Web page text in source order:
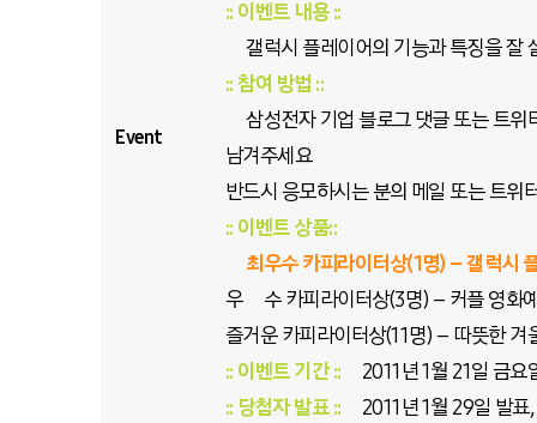
Event
:: 이벤트 내용 ::
갤럭시 플레이어의 기능과 특징을 잘
:: 참여 방법 ::
삼성전자 기업 블로그 댓글 또는 트위
남겨주세요
반드시 응모하시는 분의 메일 또는 트위
:: 이벤트 상품::
최우수 카피라이터상(1명) – 갤럭시
우 수 카피라이터상(3명) – 커플 영화
즐거운 카피라이터상(11명) – 따뜻한 겨
:: 이벤트 기간 :: 2011년 1월 21일 금요
:: 당첨자 발표 :: 2011년 1월 29일 발표